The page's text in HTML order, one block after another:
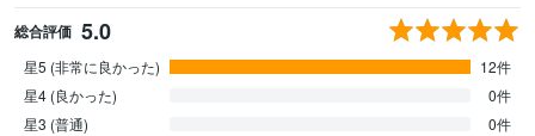
総合評価 5.0
星5 (非常に良かった)
12件
星4 (良かった)
0件
星3 (普通)
0件